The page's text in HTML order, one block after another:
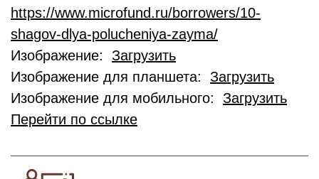
https://www.microfund.ru/borrowers/10-
shagov-dlya-polucheniya-zayma/
Изображение: Загрузить
Изображение для планшета: Загрузить
Изображение для мобильного: Загрузить
Перейти по ссылке